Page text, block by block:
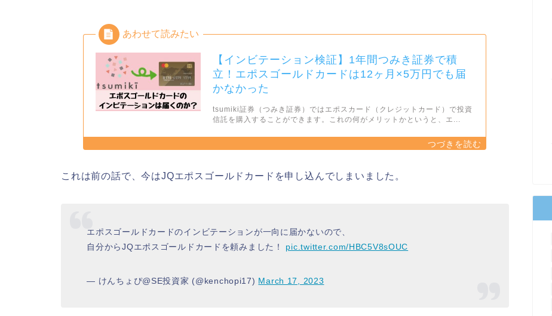
【インビテーション検証】1年間つみき証券で積
立！エポスゴールドカードは12ヶ月×5万円でも届
かなかった
tsumiki証券（つみき証券）ではエポスカード（クレジットカード）で投資
信託を購入することができます。これの何がメリットかというと、エ...
これは前の話で、今はJQエポスゴールドカードを申し込んでしまいました。
エポスゴールドカードのインビテーションが一向に届かないので、
自分からJQエポスゴールドカードを頼みました！ pic.twitter.com/HBC5V8sOUC
— けんちょぴ@SE投資家 (@kenchopi17) March 17, 2023